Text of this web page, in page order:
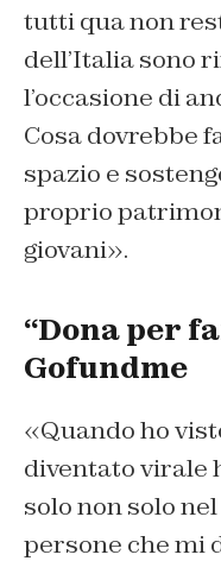
tutti qua non
dell’Italia sono
l’occasione di
Cosa dovrebbe
spazio e
proprio
giovani».
“Dona per
Gofundme
«Quando ho
diventato virale
solo non solo
persone che mi